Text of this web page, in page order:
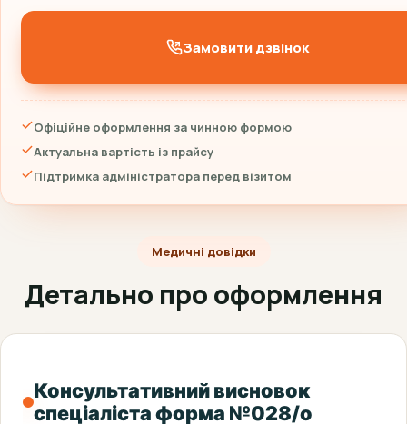
Замовити дзвінок
Офіційне оформлення за чинною формою
Актуальна вартість із прайсу
Підтримка адміністратора перед візитом
Медичні довідки
Детально про оформлення
Консультативний висновок
спеціаліста форма №028/о